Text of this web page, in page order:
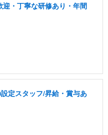
・丁寧な研修あり・年間
定スタッフ/昇給・賞与あ